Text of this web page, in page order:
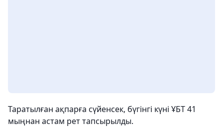
Таратылған ақпарға сүйенсек, бүгінгі күні ҰБТ 41
мыңнан астам рет тапсырылды.